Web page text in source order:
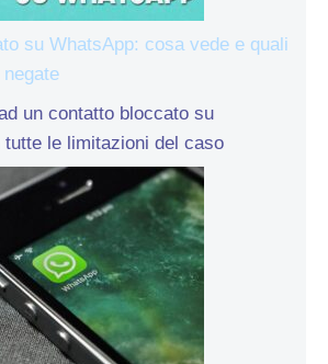
su WhatsApp: cosa vede e quali
un contatto bloccato su
tutte le limitazioni del caso